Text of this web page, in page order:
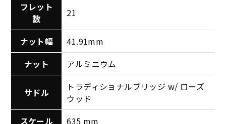
フレット
数
21
ナット幅
41.91mm
ナット
アルミニウム
サドル
トラディショナルブリッジ w/ ローズ
ウッド
スケール
635 mm